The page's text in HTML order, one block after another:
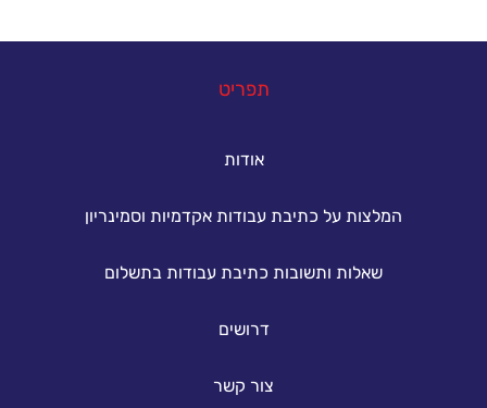
תפריט
אודות
המלצות על כתיבת עבודות אקדמיות וסמינריון
שאלות ותשובות כתיבת עבודות בתשלום
דרושים
צור קשר